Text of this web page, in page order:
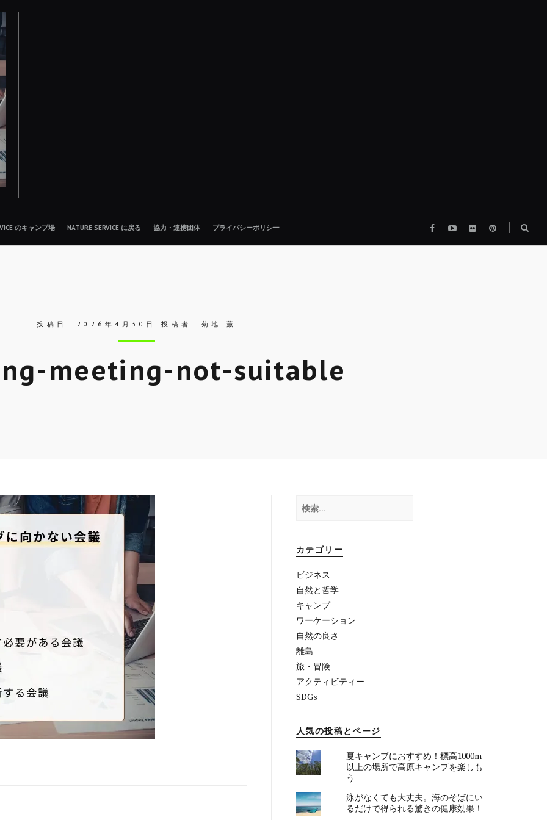
のキャンプ場 NATURE SERVICE に戻る 協力・連携団体 プライバシーポリシー FacebookYouTube
flickr pinterest
ボ
投稿日: 2026年4月30日 投稿者: 菊地 薫
meeting-not-suitable
索:
カテゴリー
ビジネス
自然と哲学
キャンプ
ワーケーション
自然の良さ
離島
旅・冒険
アクティビティー
SDGs
人気の投稿とページ
夏キャンプにおすすめ！標高1000m
以上の場所で高原キャンプを楽しも
う
泳がなくても大丈夫。海のそばにい
るだけで得られる驚きの健康効果！